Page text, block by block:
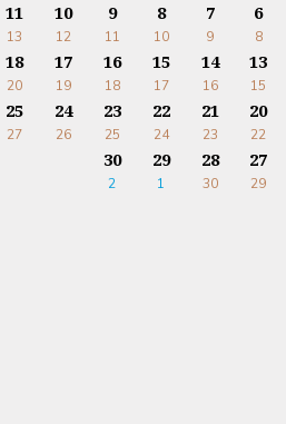
6
8
7
9
8
10
9
11
10
12
11
13
13
15
14
16
15
17
16
18
17
19
18
20
20
22
21
23
22
24
23
25
24
26
25
27
27
29
28
30
29
1
30
2